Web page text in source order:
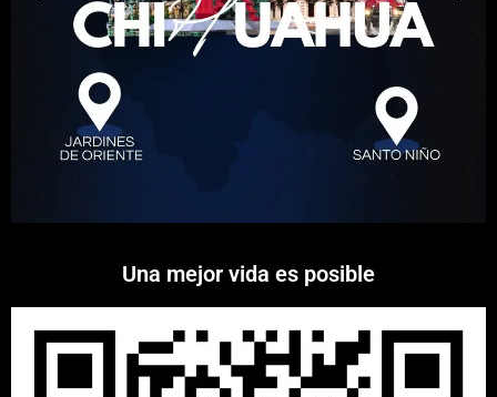
Una mejor vida es posible